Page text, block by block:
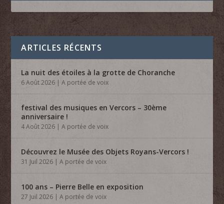
ARTICLES RÉCENTS
La nuit des étoiles à la grotte de Choranche
6 Août 2026 |A portée de voix
festival des musiques en Vercors – 30ème
anniversaire !
4 Août 2026 |A portée de voix
Découvrez le Musée des Objets Royans-Vercors !
31 Juil 2026 |A portée de voix
100 ans – Pierre Belle en exposition
27 Juil 2026 |A portée de voix